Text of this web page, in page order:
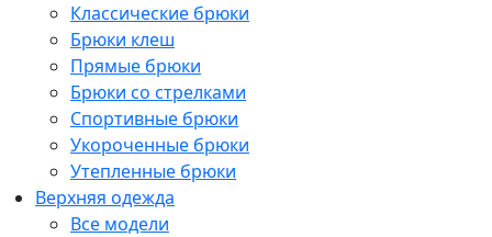
Классические брюки
Брюки клеш
Прямые брюки
Брюки со стрелками
Спортивные брюки
Укороченные брюки
Утепленные брюки
Верхняя одежда
Все модели